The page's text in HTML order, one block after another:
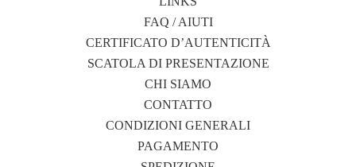
FAQ / AIUTI
CERTIFICATO D’AUTENTICITÀ
SCATOLA DI PRESENTAZIONE
CHI SIAMO
CONTATTO
CONDIZIONI GENERALI
PAGAMENTO